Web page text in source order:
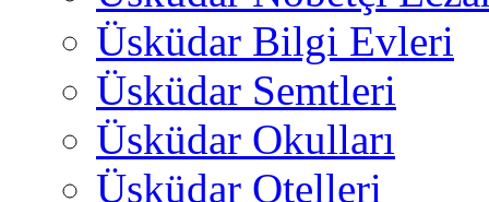
Üsküdar Bilgi Evleri
Üsküdar Semtleri
Üsküdar Okulları
Üsküdar Otelleri